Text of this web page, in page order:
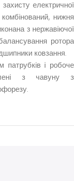
електричної
нижня
з нержавіючої
ротора
ковзання.
патрубків і робоче
з чавуну з